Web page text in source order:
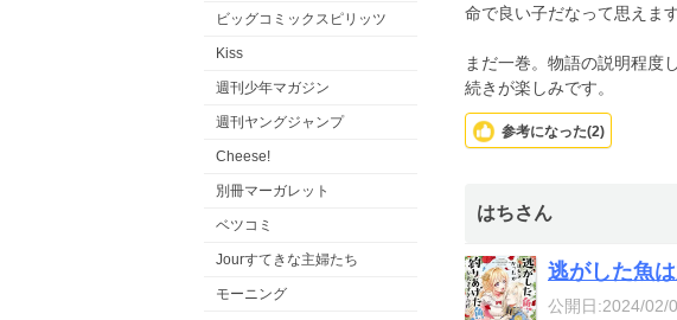
ビッグコミックスピリッツ
Kiss
週刊少年マガジン
週刊ヤングジャンプ
Cheese!
別冊マーガレット
ベツコミ
Jourすてきな主婦たち
モーニング
命で良い子だなって思えます
まだ一巻。物語の説明程度
続きが楽しみです。
参考になった(2)
はちさん
逃がした魚
公開日:2024/02/